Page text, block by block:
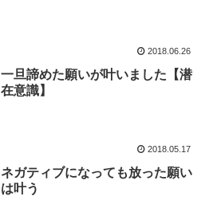
2018.06.26
一旦諦めた願いが叶いました【潜
在意識】
2018.05.17
ネガティブになっても放った願い
は叶う